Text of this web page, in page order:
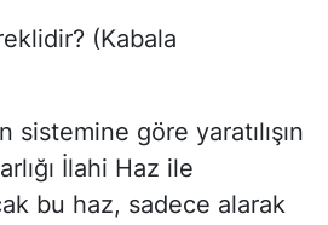
(Kabala
sistemine göre yaratılışın
İlahi Haz ile
bu haz, sadece alarak